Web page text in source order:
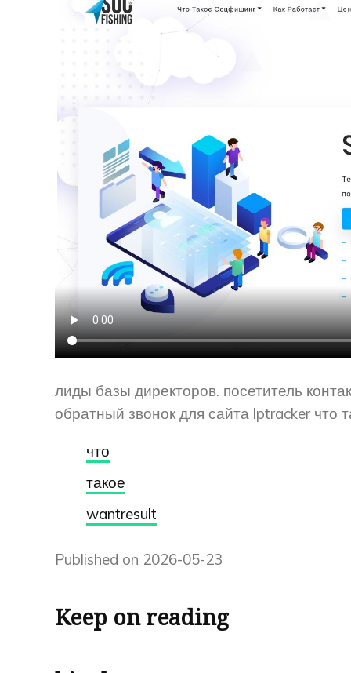
лиды базы директоров. посетитель
обратный звонок для сайта lptracker что
что
такое
wantresult
Published on 2026-05-23
Keep on reading